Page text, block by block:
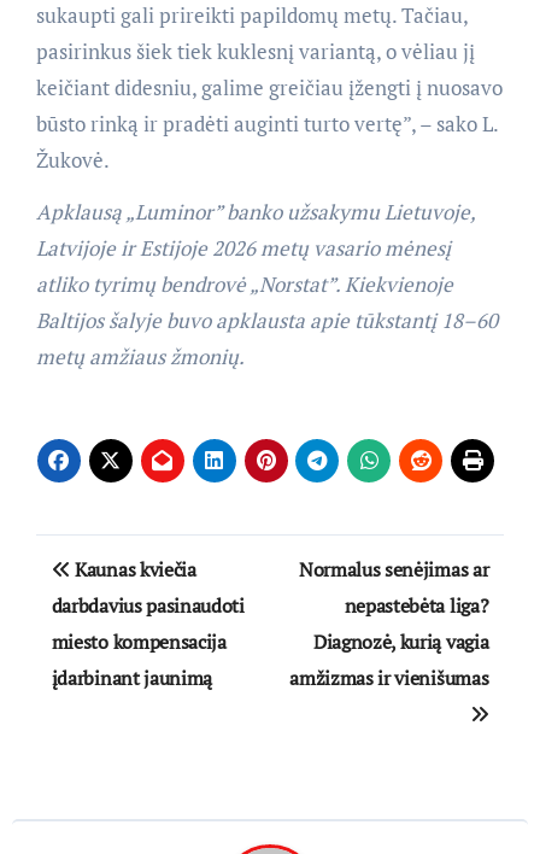
sukaupti gali prireikti papildomų metų. Tačiau,
pasirinkus šiek tiek kuklesnį variantą, o vėliau jį
keičiant didesniu, galime greičiau įžengti į nuosavo
būsto rinką ir pradėti auginti turto vertę”, – sako L.
Žukovė.
Apklausą „Luminor” banko užsakymu Lietuvoje,
Latvijoje ir Estijoje 2026 metų vasario mėnesį
atliko tyrimų bendrovė „Norstat”. Kiekvienoje
Baltijos šalyje buvo apklausta apie tūkstantį 18–60
metų amžiaus žmonių.
Navigacija
tarp
įrašų
Kaunas kviečia
darbdavius pasinaudoti
miesto kompensacija
įdarbinant jaunimą
Normalus senėjimas ar
nepastebėta liga?
Diagnozė, kurią vagia
amžizmas ir vienišumas